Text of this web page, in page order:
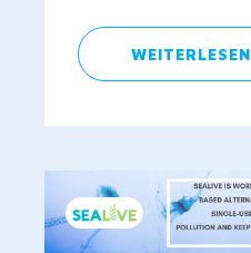
WEITERLESEN